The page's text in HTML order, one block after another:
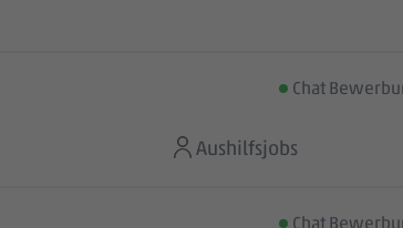
Chat
Aushilfsjobs
Chat